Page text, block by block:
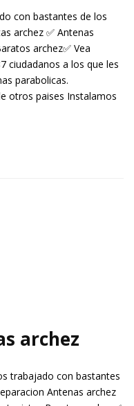
con bastantes de los
archez ✅ Antenas
archez✅ Vea
ciudadanos a los que les
parabolicas.
otros paises Instalamos
archez
trabajado con bastantes
Antenas archez